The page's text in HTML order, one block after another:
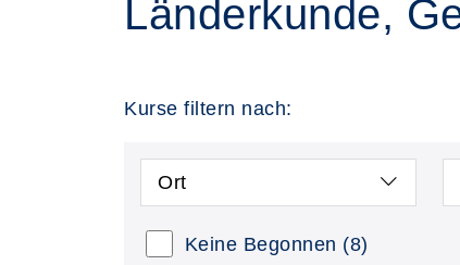
Länderkunde,
Kurse filtern nach:
Ort
Keine Begonnen (8)